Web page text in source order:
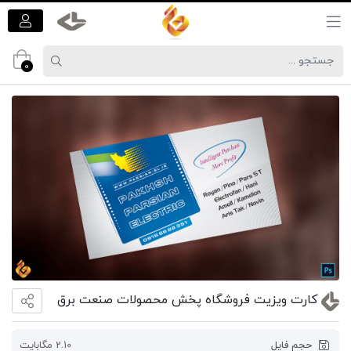
0
کارت ویزیت فروشگاه پخش محصولات صنعت برق
حجم فایل 2.10 مگابایت